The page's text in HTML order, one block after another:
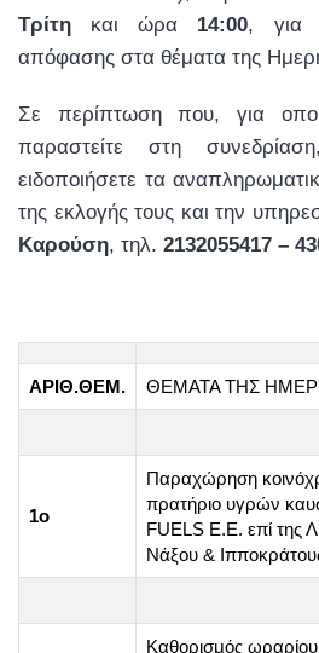
Τρίτη και ώρα 14:00, για
απόφασης στα θέματα της
Σε περίπτωση που, για
παραστείτε στη
ειδοποιήσετε τα
της εκλογής τους και την
Καρούση, τηλ. 2132055417 –
ΑΡΙΘ.ΘΕΜ. ΘΕΜΑΤΑ ΤΗΣ
1ο
Παραχώρηση
πρατήριο υγρών
FUELS Ε.Ε. επί της
Νάξου &
Καθορισμός